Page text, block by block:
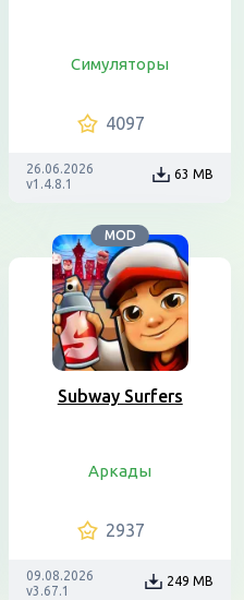
Симуляторы
4097
26.06.2026
v1.4.8.1
63 MB
MOD
Subway Surfers
Аркады
2937
09.08.2026
v3.67.1
249 MB